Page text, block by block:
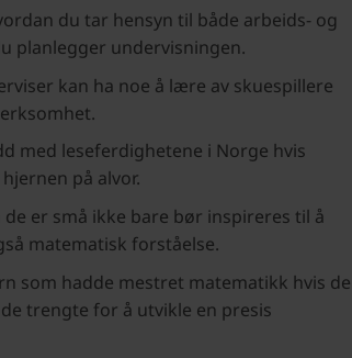
du tar hensyn til både arbeids- og
planlegger undervisningen.
kan ha noe å lære av skuespillere
med leseferdighetene i Norge hvis
på alvor.
er små ikke bare bør inspireres til å
matematisk forståelse.
som hadde mestret matematikk hvis de
trengte for å utvikle en presis